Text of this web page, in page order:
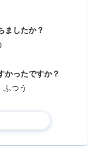
ましたか？
かったですか？
ふつう